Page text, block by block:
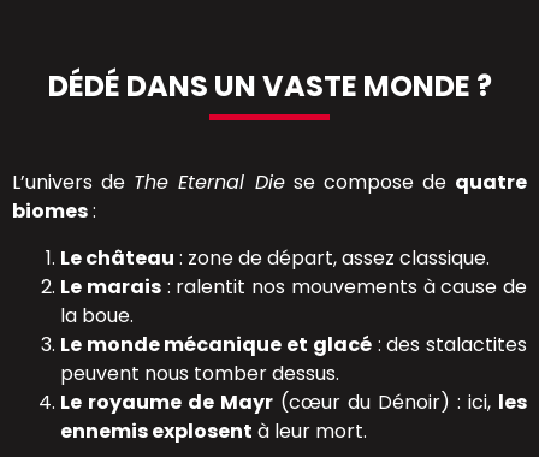
DÉDÉ DANS UN VASTE MONDE ?
L’univers de The Eternal Diese compose de quatre
biomes:
Le château : zone de départ, assez classique.
Le marais: ralentit nos mouvements à cause de
la boue.
Le monde mécanique et glacé: des stalactites
peuvent nous tomber dessus.
Le royaume de Mayr (cœur du Dénoir) : ici, les
ennemis explosent à leur mort.